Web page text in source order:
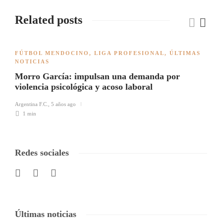
Related posts
FÚTBOL MENDOCINO , LIGA PROFESIONAL, ÚLTIMAS
NOTICIAS
Morro García: impulsan una demanda por
violencia psicológica y acoso laboral
Argentina F.C.
5 años ago
1 min
Redes sociales
Últimas noticias